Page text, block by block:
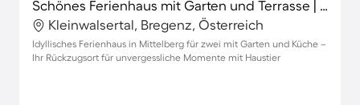
Schönes Ferienhaus mit Garten und Terrasse | Nah am Skifahren | Hunde erlaubt
Kleinwalsertal, Bregenz, Österreich
Idyllisches Ferienhaus in Mittelberg für zwei mit Garten und Küche –
Ihr Rückzugsort für unvergessliche Momente mit Haustier